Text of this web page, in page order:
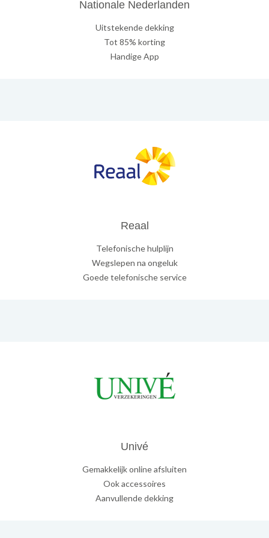
Nationale Nederlanden
Uitstekende dekking
Tot 85% korting
Handige App
Reaal
Telefonische hulplijn
Wegslepen na ongeluk
Goede telefonische service
Univé
Gemakkelijk online afsluiten
Ook accessoires
Aanvullende dekking